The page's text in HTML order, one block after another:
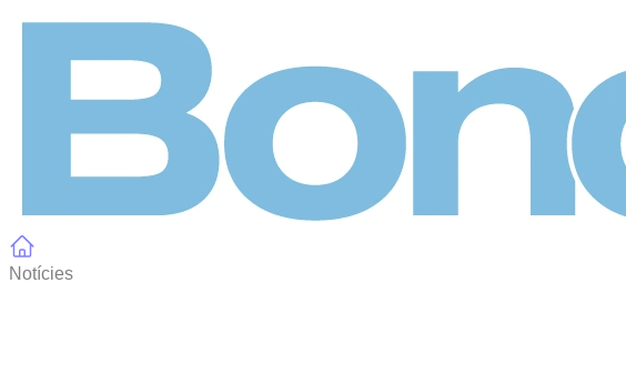
Notícies